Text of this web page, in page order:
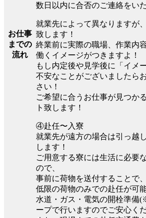
お仕事
までの
流れ
数日以内に合否のご連絡をい
就業先によって異なりますが
致します！
終業前に実際の職場、作業内
働くイメージがつきますよ！
もし内定後や見学後に「イメ
不安なことがございましたら
さい！
ご希望に合うお仕事が見つか
ト致します！
④赴任〜入寮
就業先が遠方の場合は引っ越
します！
ご用意する寮には生活に必要
ので、
事前に荷物を送付することで
低限の荷物のみでの赴任が可
水道・ガス・電気の開栓準備
ープで行いますのでご安心くだ